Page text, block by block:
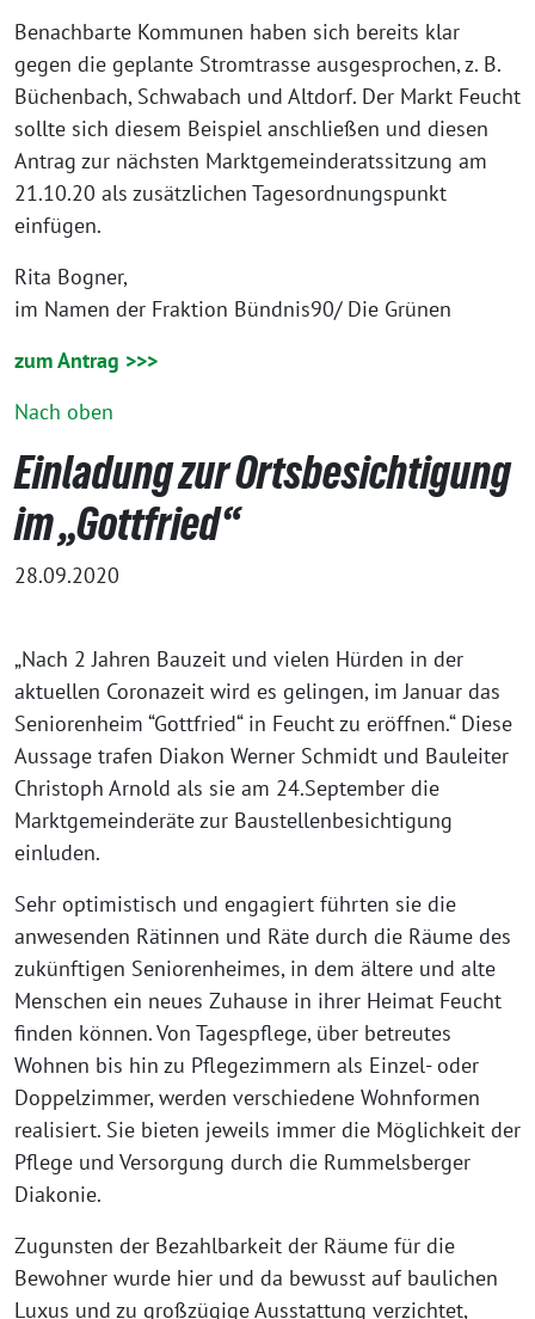
Benachbarte Kommunen haben sich bereits klar
gegen die geplante Stromtrasse ausgesprochen, z. B.
Büchenbach, Schwabach und Altdorf. Der Markt Feucht
sollte sich diesem Beispiel anschließen und diesen
Antrag zur nächsten Marktgemeinderatssitzung am
21.10.20 als zusätzlichen Tagesordnungspunkt
einfügen.
Rita Bogner,
im Namen der Fraktion Bündnis90/ Die Grünen
zum Antrag >>>
Nach oben
Einladung zur Ortsbesichtigung
im „Gottfried“
28.09.2020
„Nach 2 Jahren Bauzeit und vielen Hürden in der
aktuellen Coronazeit wird es gelingen, im Januar das
Seniorenheim “Gottfried“ in Feucht zu eröffnen.“ Diese
Aussage trafen Diakon Werner Schmidt und Bauleiter
Christoph Arnold als sie am 24.September die
Marktgemeinderäte zur Baustellenbesichtigung
einluden.
Sehr optimistisch und engagiert führten sie die
anwesenden Rätinnen und Räte durch die Räume des
zukünftigen Seniorenheimes, in dem ältere und alte
Menschen ein neues Zuhause in ihrer Heimat Feucht
finden können. Von Tagespflege, über betreutes
Wohnen bis hin zu Pflegezimmern als Einzel- oder
Doppelzimmer, werden verschiedene Wohnformen
realisiert. Sie bieten jeweils immer die Möglichkeit der
Pflege und Versorgung durch die Rummelsberger
Diakonie.
Zugunsten der Bezahlbarkeit der Räume für die
Bewohner wurde hier und da bewusst auf baulichen
Luxus und zu großzügige Ausstattung verzichtet,